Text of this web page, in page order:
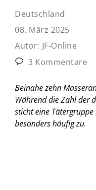
Deutschland
08. März 2025
Autor: JF-Online
3 Kommentare
Beinahe zehn
Während die Zahl der
sticht eine
besonders häufig zu.